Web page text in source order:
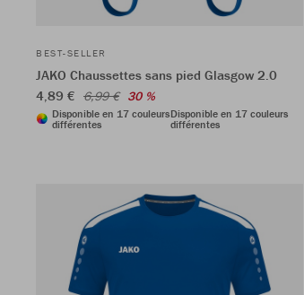
BEST-SELLER
JAKO Chaussettes sans pied Glasgow 2.0
4,89 € 6,99 € 30 %
Disponible en 17 couleurs
différentes
Disponible en 17 couleurs
différentes